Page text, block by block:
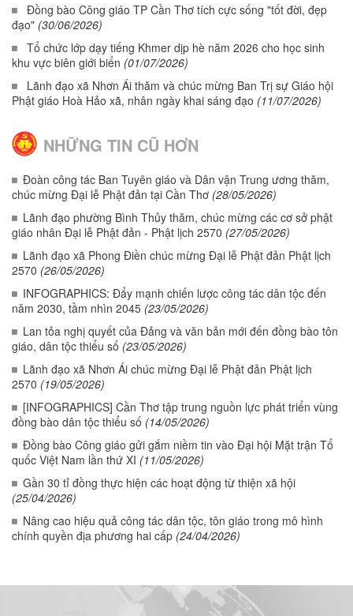
Đồng bào Công giáo TP Cần Thơ tích cực sống "tốt đời, đẹp
đạo" (30/06/2026)
Tổ chức lớp dạy tiếng Khmer dịp hè năm 2026 cho học sinh
khu vực biên giới biển (01/07/2026)
Lãnh đạo xã Nhơn Ái thăm và chúc mừng Ban Trị sự Giáo hội
Phật giáo Hoà Hảo xã, nhân ngày khai sáng đạo (11/07/2026)
NHỮNG TIN CŨ HƠN
Đoàn công tác Ban Tuyên giáo và Dân vận Trung ương thăm,
chúc mừng Đại lễ Phật đản tại Cần Thơ (28/05/2026)
Lãnh đạo phường Bình Thủy thăm, chúc mừng các cơ sở phật
giáo nhân Đại lễ Phật đản - Phật lịch 2570 (27/05/2026)
Lãnh đạo xã Phong Điền chúc mừng Đại lễ Phật đản Phật lịch
2570 (26/05/2026)
INFOGRAPHICS: Đẩy mạnh chiến lược công tác dân tộc đến
năm 2030, tầm nhìn 2045 (23/05/2026)
Lan tỏa nghị quyết của Đảng và văn bản mới đến đồng bào tôn
giáo, dân tộc thiểu số (23/05/2026)
Lãnh đạo xã Nhơn Ái chúc mừng Đại lễ Phật đản Phật lịch
2570 (19/05/2026)
[INFOGRAPHICS] Cần Thơ tập trung nguồn lực phát triển vùng
đồng bào dân tộc thiểu số (14/05/2026)
Đồng bào Công giáo gửi gắm niềm tin vào Đại hội Mặt trận Tổ
quốc Việt Nam lần thứ XI (11/05/2026)
Gần 30 tỉ đồng thực hiện các hoạt động từ thiện xã hội
(25/04/2026)
Nâng cao hiệu quả công tác dân tộc, tôn giáo trong mô hình
chính quyền địa phương hai cấp (24/04/2026)